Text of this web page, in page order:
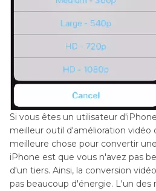
Si vous êtes un utilisateur
meilleur outil d'amélioration vidéo
meilleure chose pour convertir
iPhone est que vous n'avez pas
d'un tiers. Ainsi, la conversion
pas beaucoup d'énergie. L'un des